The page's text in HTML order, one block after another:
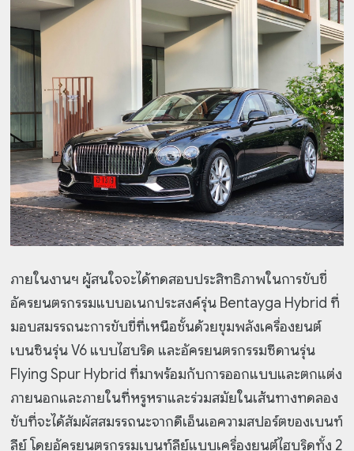
ภายในงานฯ ผู้สนใจจะได้ทดสอบประสิทธิภาพในการขับขี่
อัครยนตรกรรมแบบอเนกประสงค์รุ่น Bentayga Hybrid ที่
มอบสมรรถนะการขับขี่ที่เหนือชั้นด้วยขุมพลังเครื่องยนต์
เบนซินรุ่น V6 แบบไฮบริด และอัครยนตรกรรมซีดานรุ่น
Flying Spur Hybrid ที่มาพร้อมกับการออกแบบและตกแต่ง
ภายนอกและภายในที่หรูหราและร่วมสมัยในเส้นทางทดลอง
ขับที่จะได้สัมผัสสมรรถนะจากดีเอ็นเอความสปอร์ตของเบนท์
ลีย์ โดยอัครยนตรกรรมเบนท์ลีย์แบบเครื่องยนต์ไฮบริดทั้ง 2